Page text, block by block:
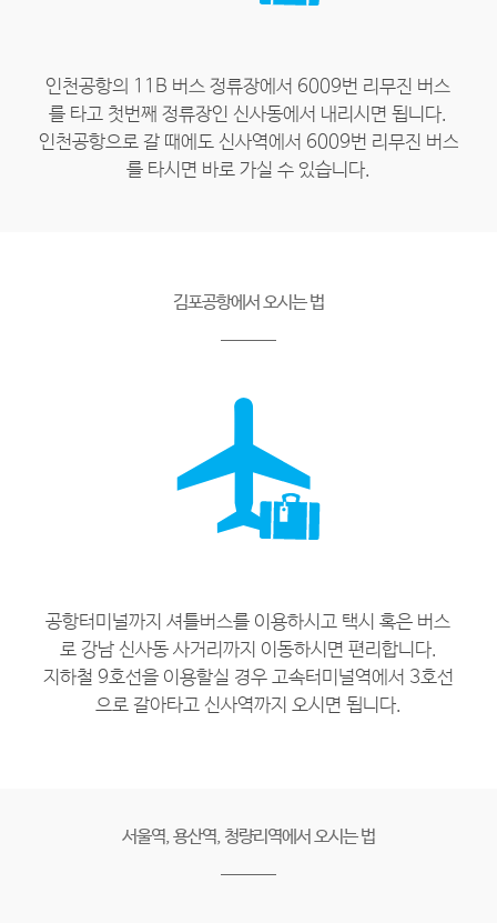
인천공항의 11B 버스 정류장에서 6009번 리무진 버스
를 타고 첫번째 정류장인 신사동에서 내리시면 됩니다.
인천공항으로 갈 때에도 신사역에서 6009번 리무진 버스
를 타시면 바로 가실 수 있습니다.
김포공항에서 오시는 법
공항터미널까지 셔틀버스를 이용하시고 택시 혹은 버스
로 강남 신사동 사거리까지 이동하시면 편리합니다.
지하철 9호선을 이용할실 경우 고속터미널역에서 3호선
으로 갈아타고 신사역까지 오시면 됩니다.
서울역, 용산역, 청량리역에서 오시는 법